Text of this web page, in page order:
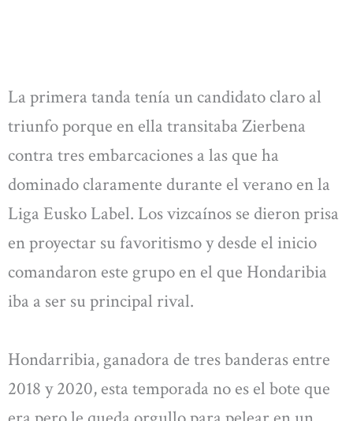
La primera tanda tenía un candidato claro al
triunfo porque en ella transitaba Zierbena
contra tres embarcaciones a las que ha
dominado claramente durante el verano en la
Liga Eusko Label. Los vizcaínos se dieron prisa
en proyectar su favoritismo y desde el inicio
comandaron este grupo en el que Hondaribia
iba a ser su principal rival.
Hondarribia, ganadora de tres banderas entre
2018 y 2020, esta temporada no es el bote que